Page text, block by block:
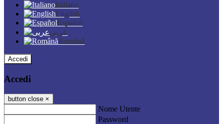
Italiano
English
Español
عربى
Română
Accedi
Accedi
button close ×
Nome Utente
Password